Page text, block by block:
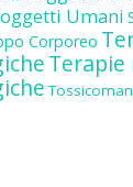
Umani
Corporeo
Terapie